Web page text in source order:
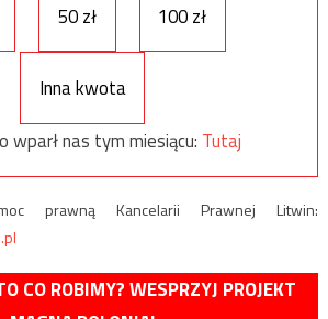
50 zł 100 zł
Inna kwota
wparł nas tym miesiącu: Tutaj
prawną Kancelarii Prawnej Litwin:
CO ROBIMY? WESPRZYJ PROJEKT